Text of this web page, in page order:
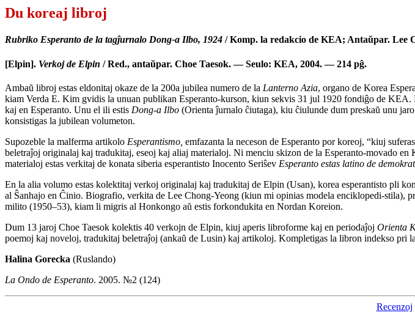
Du koreaj libroj
Rubriko Esperanto de la tagĵurnalo Dong-a Ilbo, 1924 / Komp. la redakcio de KEA; Antaŭpar.
[Elpin]. Verkoj de Elpin / Red., antaŭpar. Choe Taesok. — Seulo: KEA, 2004. — 214 pĝ.
Ambaŭ libroj estas eldonitaj okaze de la 200a jubilea numero de la Lanterno Azia, organo de Korea
kiam Verda E. Kim gvidis la unuan publikan Esperanto-kurson, kiun sekvis 31 jul 1920 fondiĝo de
kaj en Esperanto. Unu el ili estis Dong-a Ilbo (Orienta ĵurnalo ĉiutaga), kiu ĉiulunde dum preskaŭ unu
konsistigas la jubilean volumeton.
Supozeble la malferma artikolo Esperantismo, emfazanta la neceson de Esperanto por koreoj, “kiuj
beletraĵoj originalaj kaj tradukitaj, eseoj kaj aliaj materialoj. Ni menciu skizon de la Esperanto-movado en
materialoj estas verkitaj de konata siberia esperantisto Inocento Seriŝev Esperanto estas latino de
En la alia volumo estas kolektitaj verkoj originalaj kaj tradukitaj de Elpin (Usan), korea esperantisto pli
al Ŝanhajo en Ĉinio. Biografio, verkita de Lee Chong-Yeong (kiun mi opinias modela enciklopedi-stila),
milito (1950–53), kiam li migris al Honkongo aŭ estis forkondukita en Nordan Koreion.
Dum 13 jaroj Choe Taesok kolektis 40 verkojn de Elpin, kiuj aperis libroforme kaj en periodaĵoj Orienta
poemoj kaj noveloj, tradukitaj beletraĵoj (ankaŭ de Lusin) kaj artikoloj. Kompletigas la libron indekso pri
Halina Gorecka (Ruslando)
La Ondo de Esperanto. 2005. №2 (124)
Recenzoj